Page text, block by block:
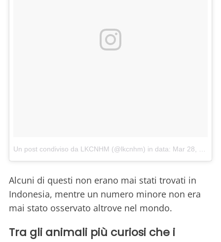
Un post condiviso da LKCNHM (@lkcnhm) in data: Mar 28, 2018 at 3:21 PDT
Alcuni di questi non erano mai stati trovati in
Indonesia, mentre un numero minore non era
mai stato osservato altrove nel mondo.
Tra gli animali più curiosi che i